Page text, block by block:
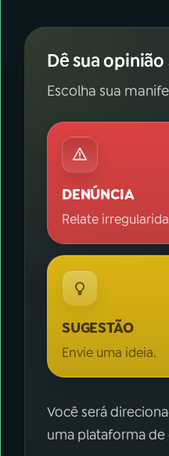
Dê sua
Escolha sua
DENÚNCIA
Relate
SUGESTÃO
Envie uma ideia.
Você será
uma plataforma